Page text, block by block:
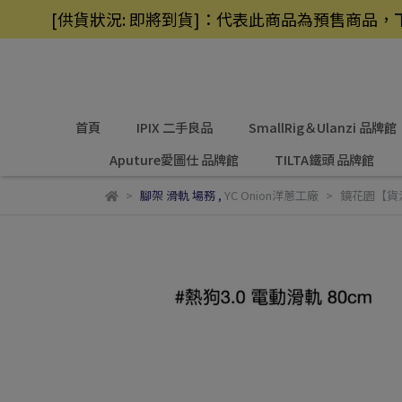
[供貨狀況: 即將到貨]：代表此商品為預售商品
首頁 IPIX 二手良品
SmallRig＆Ulanzi 品牌館
Aputure愛圖仕 品牌館
TILTA鐵頭 品牌館
腳架 滑軌 場務, YC Onion洋蔥工廠 鏡花園【